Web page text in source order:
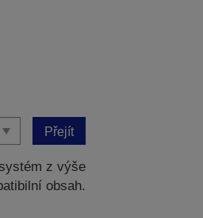
Přejít
z výše
obsah.